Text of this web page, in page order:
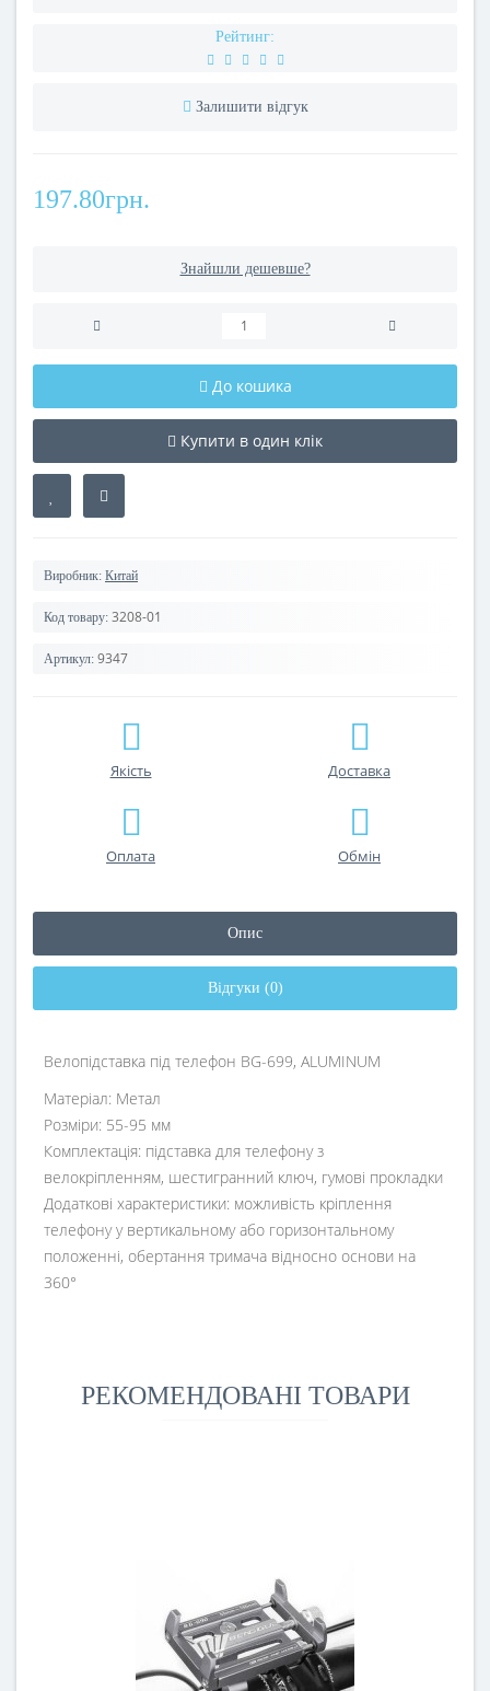
Рейтинг:
Залишити відгук
197.80грн.
Знайшли дешевше?
До кошика
Купити в один клік
Виробник: Китай
Код товару: 3208-01
Артикул: 9347
Якість Доставка
Оплата Обмін
Опис
Відгуки (0)
Велопідставка під телефон BG-699, ALUMINUM
Матеріал: Метал
Розміри: 55-95 мм
Комплектація: підставка для телефону з
велокріпленням, шестигранний ключ, гумові прокладки
Додаткові характеристики: можливість кріплення
телефону у вертикальному або горизонтальному
положенні, обертання тримача відносно основи на
360°
РЕКОМЕНДОВАНІ ТОВАРИ